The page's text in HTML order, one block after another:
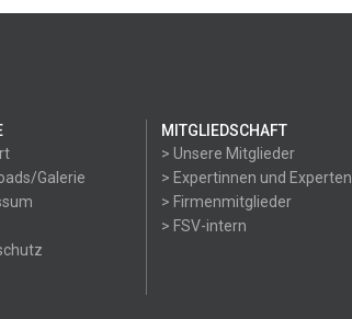
Galerie
MITGLIEDSCHAFT
> Unsere Mitglieder
> Expertinnen und Experten
> Firmenmitglieder
> FSV-intern